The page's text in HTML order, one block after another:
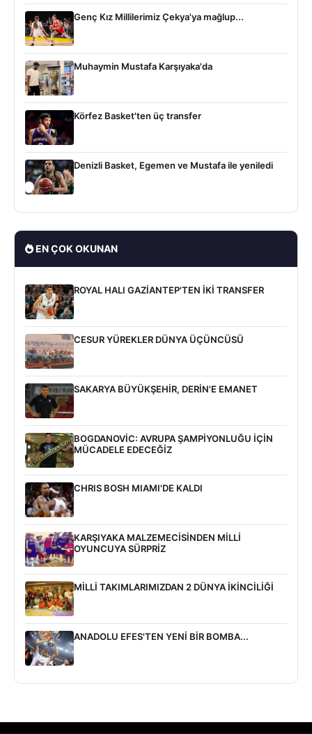
Genç Kız Millilerimiz Çekya'ya mağlup...
Muhaymin Mustafa Karşıyaka'da
Körfez Basket'ten üç transfer
Denizli Basket, Egemen ve Mustafa ile yeniledi
EN ÇOK OKUNAN
ROYAL HALI GAZİANTEP'TEN İKİ TRANSFER
CESUR YÜREKLER DÜNYA ÜÇÜNCÜSÜ
SAKARYA BÜYÜKŞEHİR, DERİN'E EMANET
BOGDANOVİC: AVRUPA ŞAMPİYONLUĞU İÇİN
MÜCADELE EDECEĞİZ
CHRIS BOSH MIAMI'DE KALDI
KARŞIYAKA MALZEMECİSİNDEN MİLLİ
OYUNCUYA SÜRPRİZ
MİLLİ TAKIMLARIMIZDAN 2 DÜNYA İKİNCİLİĞİ
ANADOLU EFES'TEN YENİ BİR BOMBA...